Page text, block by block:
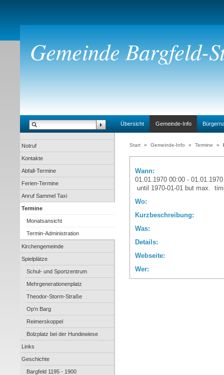
Gemeinde Bargfeld-
Übersicht Gemeinde-Info
Notruf
Kontakte
Abfall-Termine
Ferien-Termine
Anruf Sammel Taxi
Termine
Monatsansicht
Termin-Administration
Kirchengemeinde
Spielplätze
Schul- und Sportzentrum
Mehrgenerationenplatz
Theodor-Storm-Straße
Op'n Barg
Reimerskoppel
Bolzplatz bei der Hundewiese
Links
Geschichte
Bargfeld 1195 - 1900
Start » Gemeinde-Info » Termine »
Wann:
01.01.1970 00:00 - 01.01.1970
until 1970-01-01 but max.
Wo:
Kurzbeschreibung:
Was:
Details:
Webseite:
Wer: